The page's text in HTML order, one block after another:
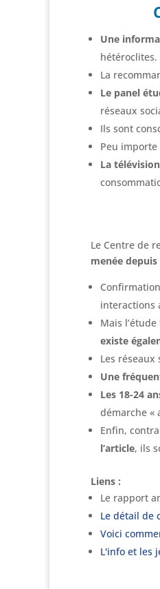
Une
hétéroclites.
La
Le panel
réseaux
Ils sont
Peu importe
La
Le Centre de
menée depuis
interactions
Mais
existe
Les
Une
Les 18-24
démarche «
Enfin,
l’article, ils
Liens :
Le rapport
Le détail de
Voici
L'info et les